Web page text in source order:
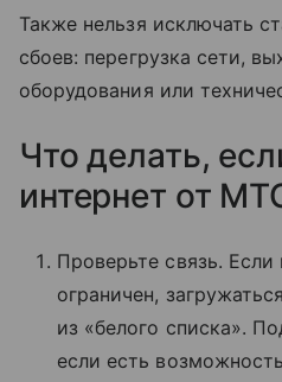
Также нельзя исключать
сбоев: перегрузка сети,
оборудования или
Что делать,
интернет от
Проверьте связь.
ограничен,
из «белого списка».
если есть